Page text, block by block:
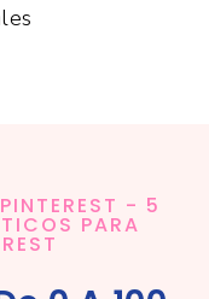
- 5
PARA